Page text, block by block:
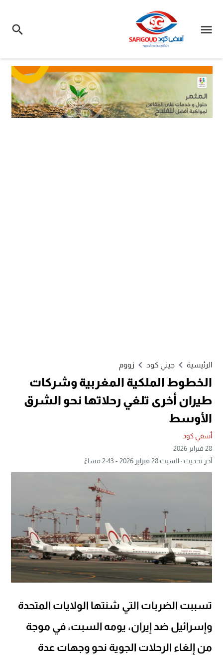
الرئيسية جيني كود زووم
الخطوط الملكية المغربية وشركات
طيران أخرى تلغي رحلاتها نحو الشرق
الأوسط
أسفي كود
28 فبراير 2026
آخر تحديث : السبت 28 فبراير 2026 - 2:43 مساءً
تسببت الضربات التي شنتها الولايات المتحدة
وإسرائيل ضد إيران، يومه السبت، في موجة
من إلغاء الرحلات الجوية نحو وجهات عدة